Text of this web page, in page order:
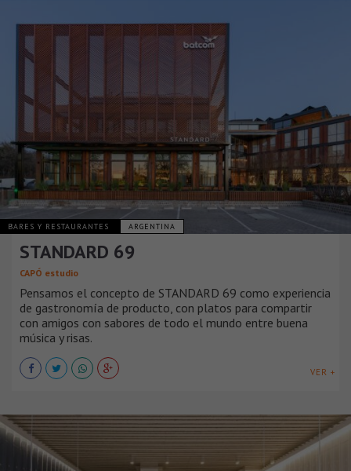
BARES Y RESTAURANTES ARGENTINA
STANDARD 69
CAPÓ estudio
Pensamos el concepto de STANDARD 69 como experiencia
de gastronomía de producto, con platos para compartir
con amigos con sabores de todo el mundo entre buena
música y risas.
VER +